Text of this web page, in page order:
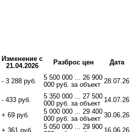
Изменение с
21.04.2026
Разброс цен
Дата
- 3 288 руб.
5 500 000 ... 26 900
000 руб. за объект 28.07.26
- 433 руб.
5 350 000 ... 27 500
000 руб. за объект 14.07.26
+ 69 руб.
5 000 000 ... 29 400
000 руб. за объект 30.06.26
+ 361 руб.
5 050 000 ... 29 900 16.06.26